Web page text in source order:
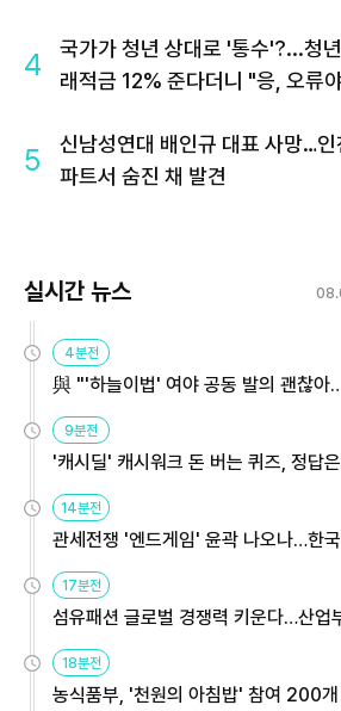
4
국가가 청년 상대로 '통수'?...청년
래적금 12% 준다더니 "응, 오류
5
신남성연대 배인규 대표 사망…인
파트서 숨진 채 발견
실시간 뉴스
4분전
與 "'하늘이법' 여야 공동 발의 괜찮아
9분전
'캐시딜' 캐시워크 돈 버는 퀴즈, 정답
14분전
관세전쟁 '엔드게임' 윤곽 나오나…한
용해야
17분전
섬유패션 글로벌 경쟁력 키운다…산
원
18분전
농식품부, '천원의 아침밥' 참여 200개